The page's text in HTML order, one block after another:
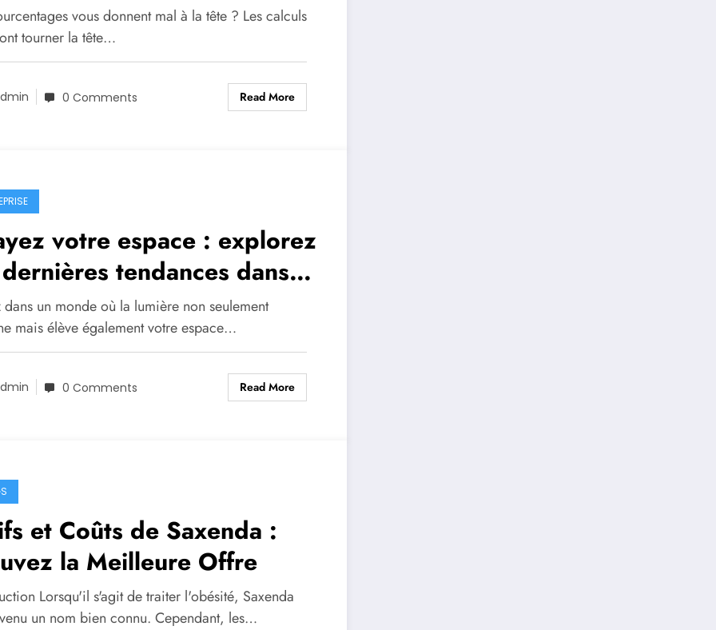
vous donnent mal à la tête ? Les calculs
tourner la tête…
0 Comments Read More
votre espace : explorez
tendances dans
Premier Light
dans un monde où la lumière non seulement
mais élève également votre espace…
0 Comments Read More
et Coûts de Saxenda :
la Meilleure Offre
Lorsqu'il s'agit de traiter l'obésité, Saxenda
un nom bien connu. Cependant, les…